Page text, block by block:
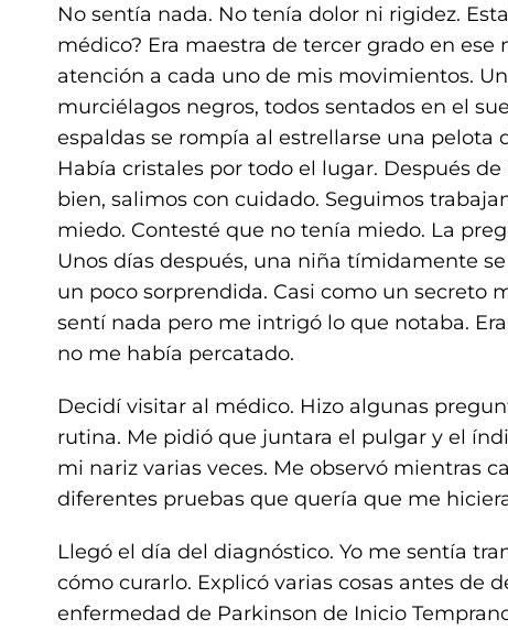
No sentía nada. No tenía dolor ni rigidez.
médico? Era maestra de tercer grado en
atención a cada uno de mis movimientos.
murciélagos negros, todos sentados en el
espaldas se rompía al estrellarse una
Había cristales por todo el lugar. Después
bien, salimos con cuidado. Seguimos
miedo. Contesté que no tenía miedo. La
Unos días después, una niña tímidamente
un poco sorprendida. Casi como un secreto
sentí nada pero me intrigó lo que notaba.
no me había percatado.
Decidí visitar al médico. Hizo algunas
rutina. Me pidió que juntara el pulgar y el
mi nariz varias veces. Me observó mientras
diferentes pruebas que quería que me
Llegó el día del diagnóstico. Yo me sentía
cómo curarlo. Explicó varias cosas antes de
enfermedad de Parkinson de Inicio